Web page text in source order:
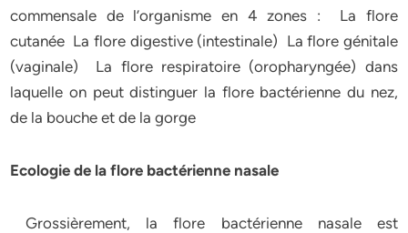
commensale de l’organisme en 4 zones : La flore
cutanée La flore digestive (intestinale) La flore génitale
(vaginale) La flore respiratoire (oropharyngée) dans
laquelle on peut distinguer la flore bactérienne du nez,
de la bouche et de la gorge
Ecologie de la flore bactérienne nasale
Grossièrement, la flore bactérienne nasale est